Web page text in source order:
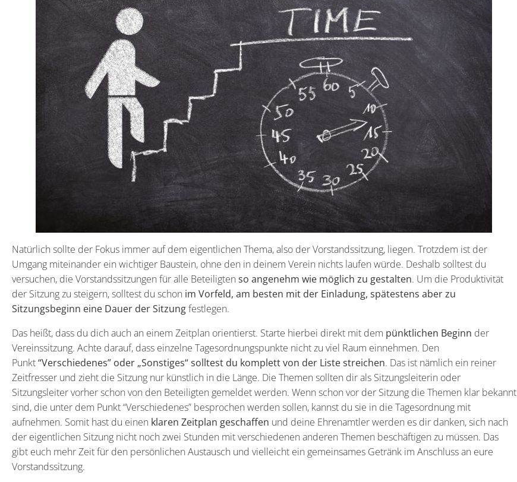
Natürlich sollte der Fokus immer auf dem eigentlichen Thema, also der Vorstandssitzung, liegen. Trotzdem ist der
Umgang miteinander ein wichtiger Baustein, ohne den in deinem Verein nichts laufen würde. Deshalb solltest du
versuchen, die Vorstandssitzungen für alle Beteiligten so angenehm wie möglich zu gestalten. Um die Produktivität
der Sitzung zu steigern, solltest du schon im Vorfeld, am besten mit der Einladung, spätestens aber zu
Sitzungsbeginn eine Dauer der Sitzungfestlegen.
Das heißt, dass du dich auch an einem Zeitplan orientierst. Starte hierbei direkt mit dem pünktlichen Beginn der
Vereinssitzung. Achte darauf, dass einzelne Tagesordnungspunkte nicht zu viel Raum einnehmen. Den
Punkt“Verschiedenes” oder „Sonstiges“ solltest du komplett von der Liste streichen. Das ist nämlich ein reiner
Zeitfresser und zieht die Sitzung nur künstlich in die Länge. Die Themen sollten dir als Sitzungsleiterin oder
Sitzungsleiter vorher schon von den Beteiligten gemeldet werden. Wenn schon vor der Sitzung die Themen klar bekannt
sind, die unter dem Punkt “Verschiedenes” besprochen werden sollen, kannst du sie in die Tagesordnung mit
aufnehmen. Somit hast du einen klaren Zeitplan geschaffen und deine Ehrenamtler werden es dir danken, sich nach
der eigentlichen Sitzung nicht noch zwei Stunden mit verschiedenen anderen Themen beschäftigen zu müssen. Das
gibt euch mehr Zeit für den persönlichen Austausch und vielleicht ein gemeinsames Getränk im Anschluss an eure
Vorstandssitzung.